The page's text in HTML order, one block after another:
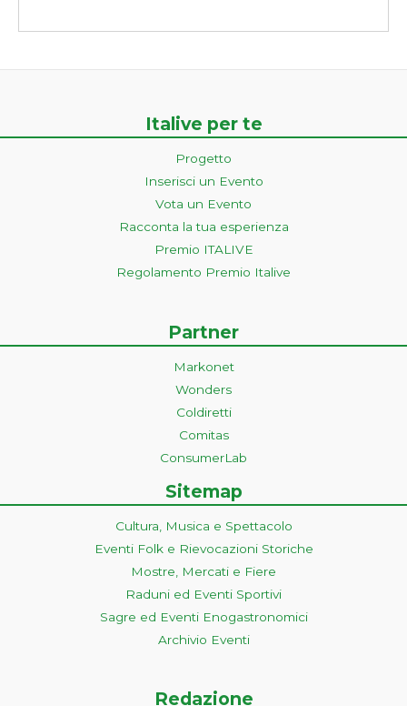
Italive per te
Progetto
Inserisci un Evento
Vota un Evento
Racconta la tua esperienza
Premio ITALIVE
Regolamento Premio Italive
Partner
Markonet
Wonders
Coldiretti
Comitas
ConsumerLab
Sitemap
Cultura, Musica e Spettacolo
Eventi Folk e Rievocazioni Storiche
Mostre, Mercati e Fiere
Raduni ed Eventi Sportivi
Sagre ed Eventi Enogastronomici
Archivio Eventi
Redazione